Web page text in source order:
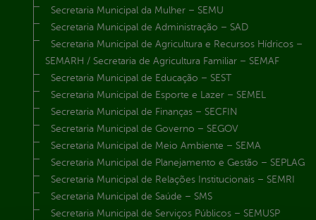
Secretaria Municipal da Mulher – SEMU
Secretaria Municipal de Administração – SAD
Secretaria Municipal de Agricultura e Recursos Hídricos –
SEMARH / Secretaria de Agricultura Familiar – SEMAF
Secretaria Municipal de Educação – SEST
Secretaria Municipal de Esporte e Lazer – SEMEL
Secretaria Municipal de Finanças – SECFIN
Secretaria Municipal de Governo – SEGOV
Secretaria Municipal de Meio Ambiente – SEMA
Secretaria Municipal de Planejamento e Gestão – SEPLAG
Secretaria Municipal de Relações Institucionais – SEMRI
Secretaria Municipal de Saúde – SMS
Secretaria Municipal de Serviços Públicos – SEMUSP